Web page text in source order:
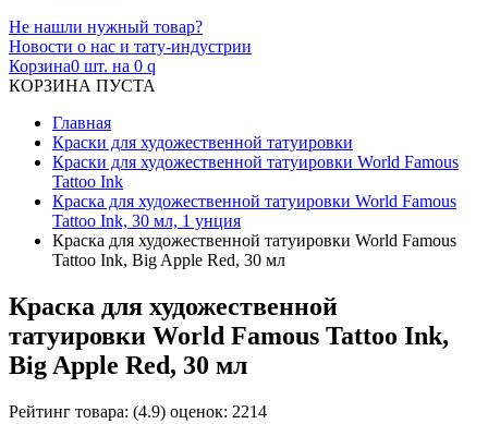
Не нашли нужный товар?
Новости о нас и тату-индустрии
Корзина0 шт. на 0 q
КОРЗИНА ПУСТА
Главная
Краски для художественной татуировки
Краски для художественной татуировки World Famous
Tattoo Ink
Краска для художественной татуировки World Famous
Tattoo Ink, 30 мл, 1 унция
Краска для художественной татуировки World Famous
Tattoo Ink, Big Apple Red, 30 мл
Краска для художественной
татуировки World Famous Tattoo Ink,
Big Apple Red, 30 мл
Рейтинг товара: (4.9) оценок: 2214